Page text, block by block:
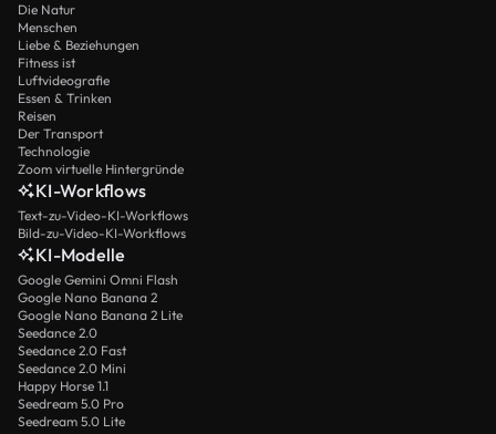
Die Natur
Menschen
Liebe & Beziehungen
Fitness ist
Luftvideografie
Essen & Trinken
Reisen
Der Transport
Technologie
Zoom virtuelle Hintergründe
KI-Workflows
Text-zu-Video-KI-Workflows
Bild-zu-Video-KI-Workflows
KI-Modelle
Google Gemini Omni Flash
Google Nano Banana 2
Google Nano Banana 2 Lite
Seedance 2.0
Seedance 2.0 Fast
Seedance 2.0 Mini
Happy Horse 1.1
Seedream 5.0 Pro
Seedream 5.0 Lite